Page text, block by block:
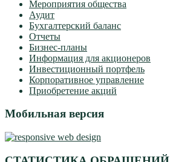
Мероприятия общества
Аудит
Бухгалтерский баланс
Отчеты
Бизнес-планы
Информация для акционеров
Инвестиционный портфель
Корпоративное управление
Приобретение акций
Мобильная версия